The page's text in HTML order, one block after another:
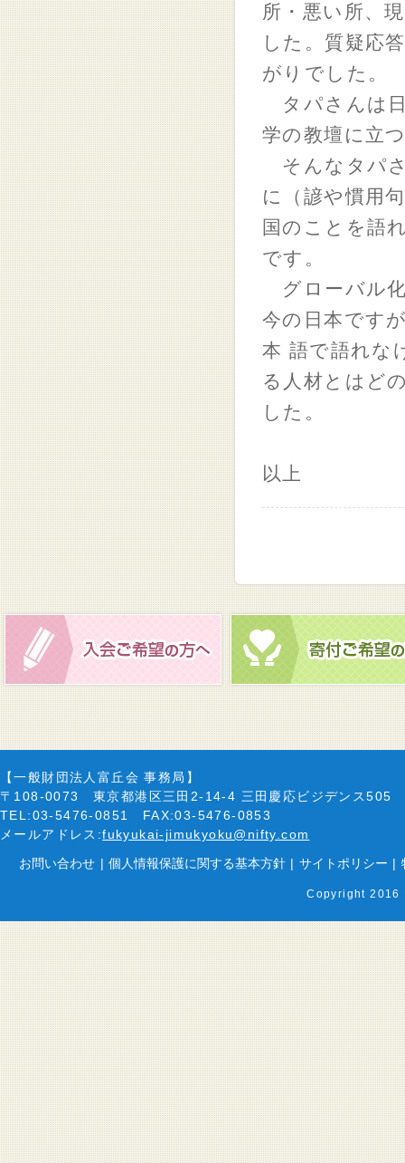
所・悪い所、
した。質疑応
がりでした。
タパさんは
学の教壇に立
そんなタパ
に（諺や慣用
国のことを語
です。
グローバル
今の日本です
本 語で語れな
る人材とはど
した。
以上
【一般財団法人富丘会 事務局】
〒108-0073 東京都港区三田2-14-4 三田慶応ビジデンス505
TEL:03-5476-0851 FAX:03-5476-0853
メールアドレス:fukyukai-jimukyoku@nifty.com
お問い合わせ | 個人情報保護に関する基本方針 | サイトポリシー |
Copyright 2016